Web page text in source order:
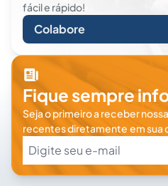
fácil e rápido!
Colabore
Fique sempre
Seja o primeiro a receber
recentes diretamente em sua